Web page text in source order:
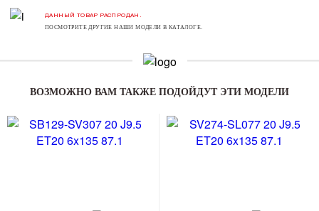
ДАННЫЙ ТОВАР РАСПРОДАН.
ПОСМОТРИТЕ ДРУГИЕ НАШИ МОДЕЛИ В КАТАЛОГЕ.
ВОЗМОЖНО ВАМ ТАКЖЕ ПОДОЙДУТ ЭТИ МОДЕЛИ